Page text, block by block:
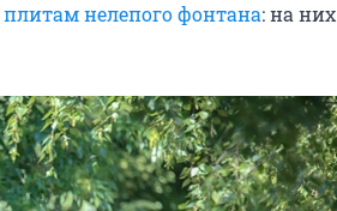
плитам нелепого фонтана: на них